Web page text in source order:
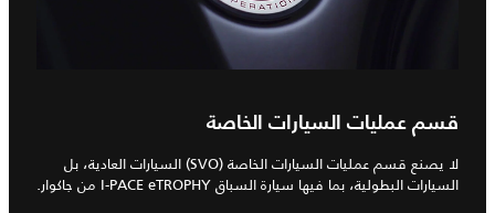
قسم عمليات السيارات الخاصة
لا يصنع قسم عمليات السيارات الخاصة (SVO) السيارات العادية، بل
السيارات البطولية، بما فيها سيارة السباق I‑PACE eTROPHY من جاكوار.